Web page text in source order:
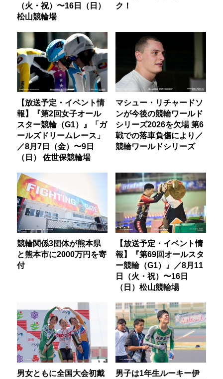
（火・祝）〜16日（日）
松山競輪場
ク！
【放送予定・イベント情
報】『第2回女子オール
スター競輪（G1）』「ガ
ールズドリームレース」
／8月7日（金）〜9日
（日） 佐世保競輪場
マシュー・リチャードソ
ンが今後の競輪ワールド
シリーズ2026を欠場 第6
戦での落車負傷により／
競輪ワールドシリーズ
競輪関係3団体が熊本県
と熊本市に2000万円を寄
付
【放送予定・イベント情
報】『第69回オールスタ
ー競輪（G1）』／8月11
日（火・祝）〜16日
（日）松山競輪場
男女ともに全国大会初戴
男子は1年生ルーキー伊